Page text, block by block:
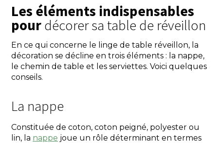
Les éléments indispensables
pourdécorer sa table de réveillon
En ce qui concerne le linge de table réveillon, la
décoration se décline en trois éléments : la nappe,
le chemin de table et les serviettes. Voici quelques
conseils.
La nappe
Constituée de coton, coton peigné, polyester ou
lin, la nappe joue un rôle déterminant en termes